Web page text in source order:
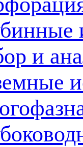
и